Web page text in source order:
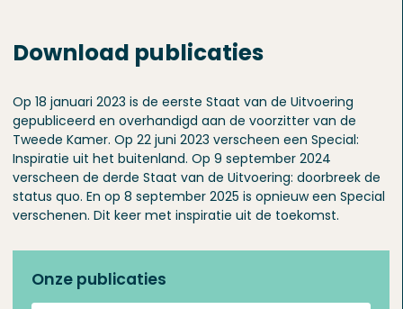
Download publicaties
Op 18 januari 2023 is de eerste Staat van de Uitvoering
gepubliceerd en overhandigd aan de voorzitter van de
Tweede Kamer. Op 22 juni 2023 verscheen een Special:
Inspiratie uit het buitenland. Op 9 september 2024
verscheen de derde Staat van de Uitvoering: doorbreek de
status quo. En op 8 september 2025 is opnieuw een Special
verschenen. Dit keer met inspiratie uit de toekomst.
Onze publicaties